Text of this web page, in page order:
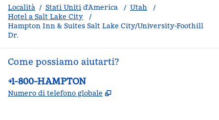
Località / Stati Uniti d'America / Utah
/
Hotel a Salt Lake City
/
Hampton Inn & Suites Salt Lake City/University-Foothill
Dr.
Come possiamo aiutarti?
Telefono:
+1-800-HAMPTON
Numero di telefono globale ,